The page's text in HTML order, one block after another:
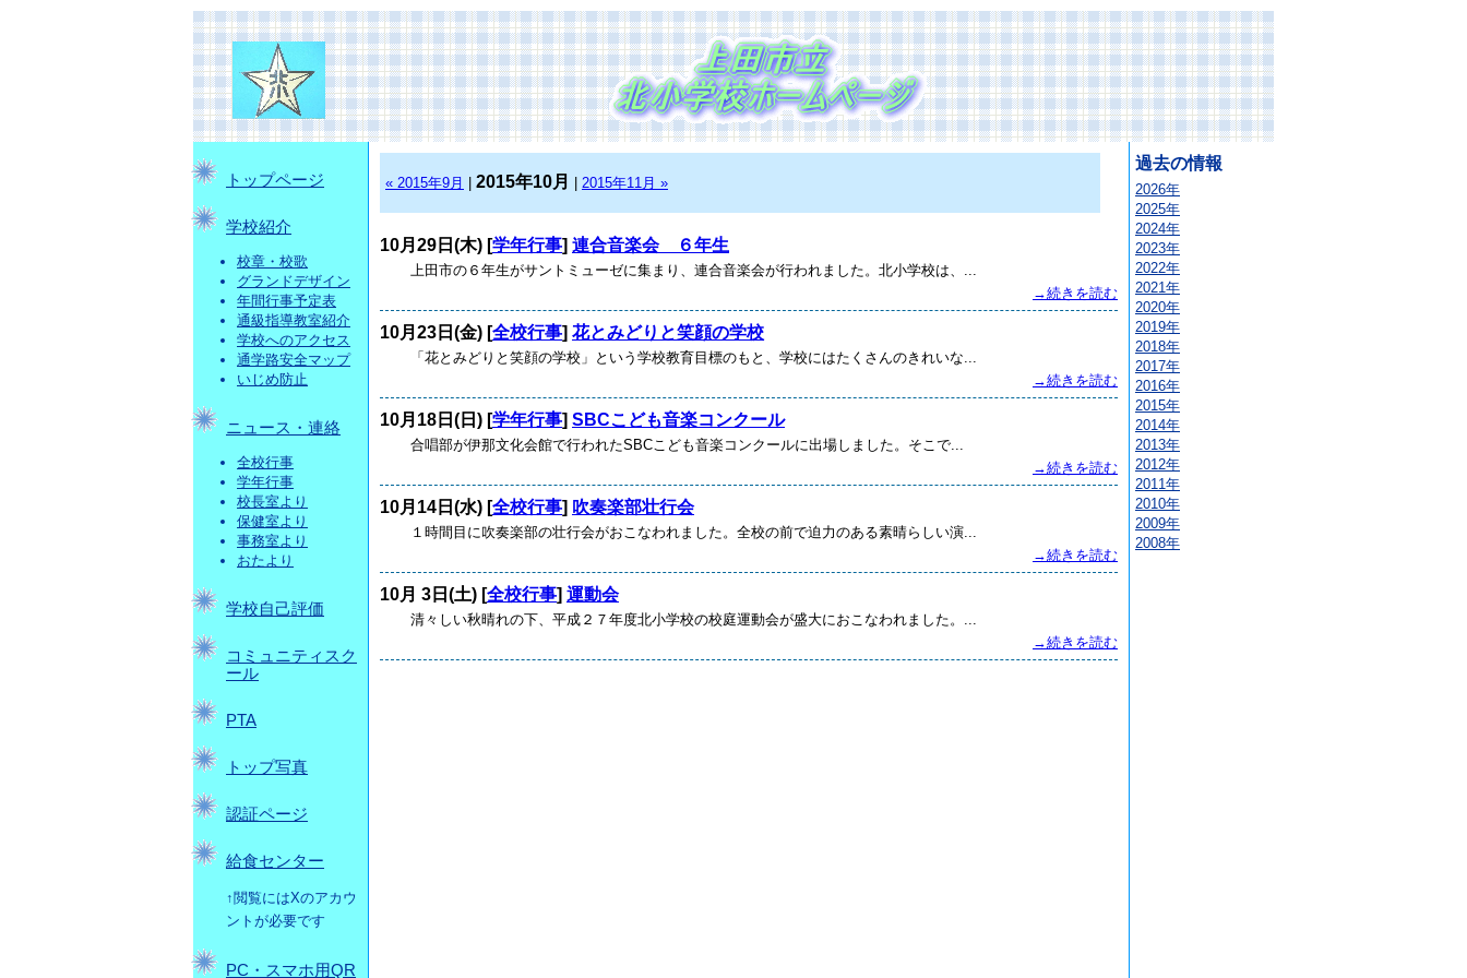
トップページ
学校紹介
校章・校歌
グランドデザイン
年間行事予定表
通級指導教室紹介
学校へのアクセス
通学路安全マップ
いじめ防止
ニュース・連絡
全校行事
学年行事
校長室より
保健室より
事務室より
おたより
学校自己評価
コミュニティスク
ール
PTA
トップ写真
認証ページ
給食センター
↑閲覧にはXのアカウ
ントが必要です
PC・スマホ用QR
« 2015年9月 2015年10月 2015年11月 »
10月29日(木) [学年行事] 連合音楽会 ６年生
上田市の６年生がサントミューゼに集まり、連合音楽会が行われました。北小学校は、...
→続きを読む
10月23日(金) [全校行事] 花とみどりと笑顔の学校
「花とみどりと笑顔の学校」という学校教育目標のもと、学校にはたくさんのきれいな...
→続きを読む
10月18日(日) [学年行事] SBCこども音楽コンクール
合唱部が伊那文化会館で行われたSBCこども音楽コンクールに出場しました。そこで...
→続きを読む
10月14日(水) [全校行事] 吹奏楽部壮行会
１時間目に吹奏楽部の壮行会がおこなわれました。全校の前で迫力のある素晴らしい演...
→続きを読む
10月 3日(土) [全校行事] 運動会
清々しい秋晴れの下、平成２７年度北小学校の校庭運動会が盛大におこなわれました。...
→続きを読む
過去の情報
2026年
2025年
2024年
2023年
2022年
2021年
2020年
2019年
2018年
2017年
2016年
2015年
2014年
2013年
2012年
2011年
2010年
2009年
2008年